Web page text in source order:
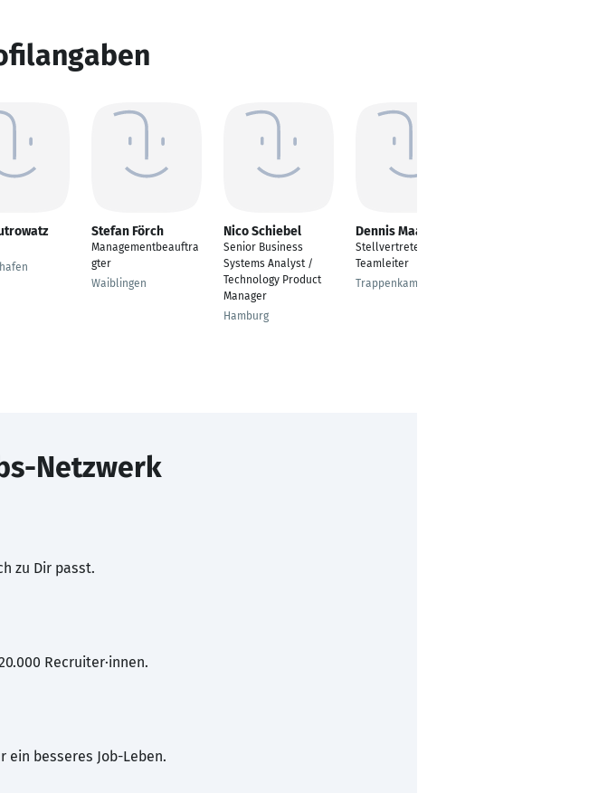
Stefan Förch
Managementbeauftra
gter
Waiblingen
Nico Schiebel
Senior Business
Systems Analyst /
Technology Product
Manager
Hamburg
Dennis Maaß
Stellvertretender
Teamleiter
Trappenkamp
Netzwerk
zu Dir passt.
Recruiter·innen.
besseres Job-Leben.